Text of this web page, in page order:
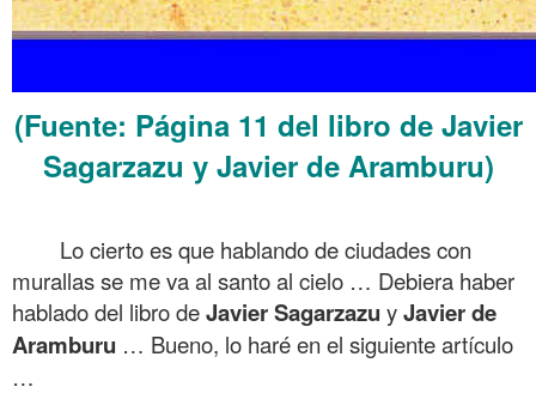
(Fuente: Página 11 del libro de Javier
Sagarzazu y Javier de Aramburu)
Lo cierto es que hablando de ciudades con
murallas se me va al santo al cielo … Debiera haber
hablado del libro deJavier Sagarzazu yJavier de
Aramburu … Bueno, lo haré en el siguiente artículo
…